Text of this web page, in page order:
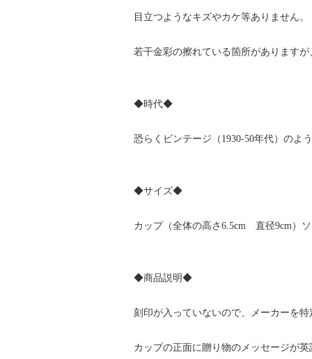
目立つようなキズやカケ等ありません。
若干金彩の擦れている箇所があります
◆時代◆
恐らくビンテージ（1930-50年代）のよ
◆サイズ◆
カップ（全体の高さ6.5cm 直径9cm）
◆商品説明◆
刻印が入っていないので、メーカーを
カップの正面に贈り物のメッセージが英